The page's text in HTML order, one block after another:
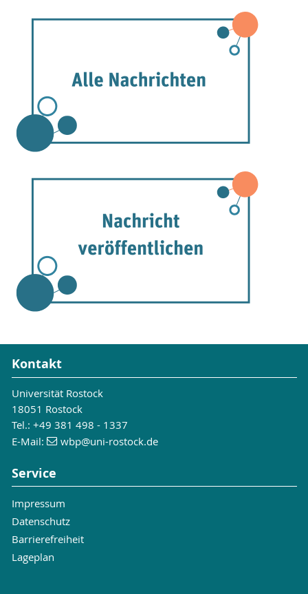
Kontakt
Universität Rostock
18051 Rostock
Tel.: +49 381 498 - 1337
E-Mail:
wbp@uni-rostock.de
Service
Impressum
Datenschutz
Barrierefreiheit
Lageplan